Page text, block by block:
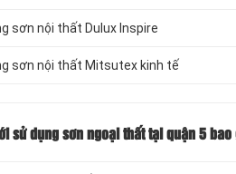
sơn nội thất Dulux Inspire
sơn nội thất Mitsutex kinh tế
sử dụng sơn ngoại thất tại quận 5 bao